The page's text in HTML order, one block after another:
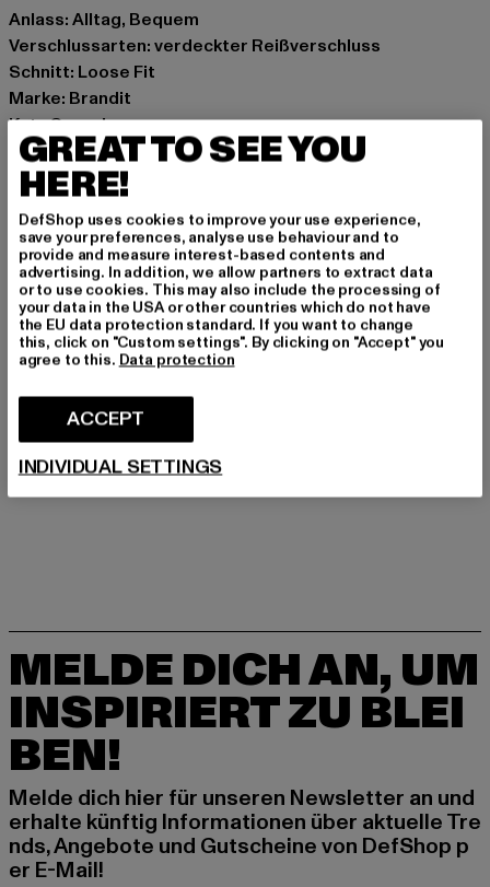
Anlass: Alltag, Bequem
Verschlussarten: verdeckter Reißverschluss
Schnitt: Loose Fit
Marke: Brandit
Kat.: Cargohosen
Farbe: schwarz
Hersteller Farbe: black
Materialzusammensetzung: 100% Baumwolle
Art.Nr: BD1001-00007
Hersteller: Brandit Textil GmbH |info@brandit-wear.com
Spichernstraße 6a | 50672 Köln | DE
PFLEGEHINWEISE
LIEFERUNG & RÜCKGABE
MELDE DICH AN, UM
INSPIRIERT ZU BLEI
BEN!
Melde dich hier für unseren Newsletter an und
erhalte künftig Informationen über aktuelle Tre
nds, Angebote und Gutscheine von DefShop p
er E-Mail!
GREAT TO SEE YOU
HERE!
DefShop uses cookies to improve your use experience,
save your preferences, analyse use behaviour and to
provide and measure interest-based contents and
advertising. In addition, we allow partners to extract data
or to use cookies. This may also include the processing of
your data in the USA or other countries which do not have
the EU data protection standard. If you want to change
this, click on "Custom settings". By clicking on "Accept" you
agree to this. Data protection
ACCEPT
INDIVIDUAL SETTINGS